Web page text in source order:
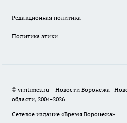
Редакционная политика
Политика этики
© vrntimes.ru - Новости Воронежа |
области, 2004-2026
Сетевое издание «Время Воронежа»